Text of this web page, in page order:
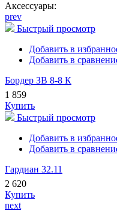
Аксессуары:
prev
Быстрый просмотр
Добавить в
Добавить в
Бордер ЗВ 8-8 К
1 859
Купить
Быстрый просмотр
Добавить в
Добавить в
Гардиан 32.11
2 620
Купить
next